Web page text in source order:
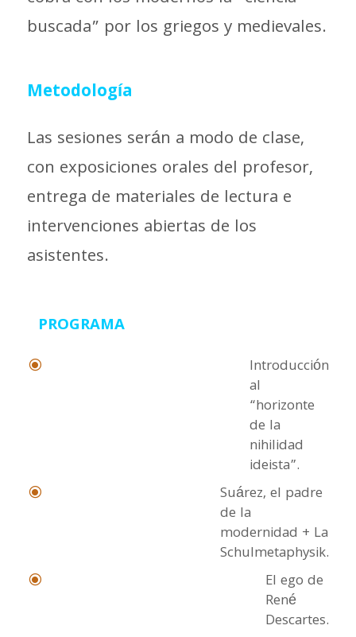
buscada” por los griegos y medievales.
Metodología
Las sesiones serán a modo de clase,
con exposiciones orales del profesor,
entrega de materiales de lectura e
intervenciones abiertas de los
asistentes.
PROGRAMA
\
Introducción
al
“horizonte
de la
nihilidad
ideista”.
\
Suárez, el padre
de la
modernidad + La
Schulmetaphysik.
\
El ego de
René
Descartes.